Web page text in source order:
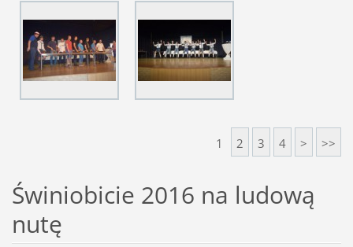
1 2 3 4 > >>
Świniobicie 2016 na ludową
nutę